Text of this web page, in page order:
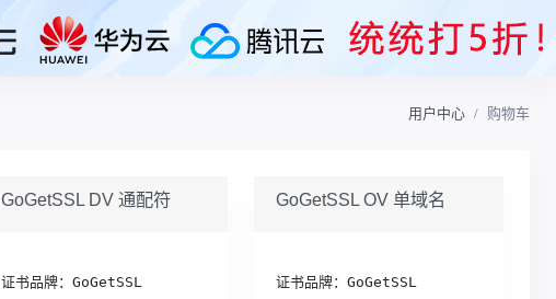
用户中心 购物车
GoGetSSL DV 通配符
证书品牌：GoGetSSL
GoGetSSL OV 单域名
证书品牌：GoGetSSL